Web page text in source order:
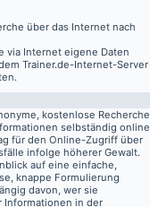
über das Internet nach
via Internet eigene Daten
Trainer.de-Internet-Server
kostenlose Recherche
selbständig online
für den Online-Zugriff über
infolge höherer Gewalt.
auf eine einfache,
knappe Formulierung
davon, wer sie
Informationen in der